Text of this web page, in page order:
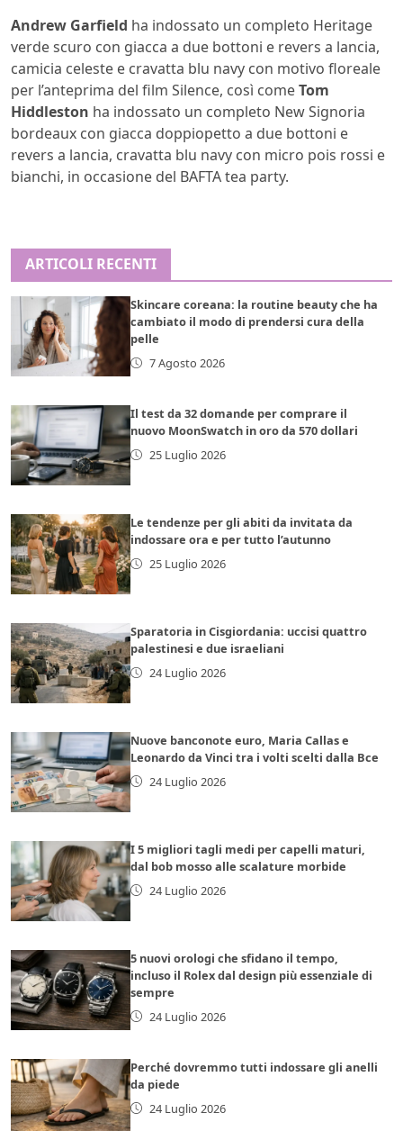
Andrew Garfield ha indossato un completo Heritage
verde scuro con giacca a due bottoni e revers a lancia,
camicia celeste e cravatta blu navy con motivo floreale
per l’anteprima del film Silence, così comeTom
Hiddleston ha indossato un completo New Signoria
bordeaux con giacca doppiopetto a due bottoni e
revers a lancia, cravatta blu navy con micro pois rossi e
bianchi, in occasione del BAFTA tea party.
ARTICOLI RECENTI
Skincare coreana: la routine beauty che ha
cambiato il modo di prendersi cura della
pelle
7 Agosto 2026
Il test da 32 domande per comprare il
nuovo MoonSwatch in oro da 570 dollari
25 Luglio 2026
Le tendenze per gli abiti da invitata da
indossare ora e per tutto l’autunno
25 Luglio 2026
Sparatoria in Cisgiordania: uccisi quattro
palestinesi e due israeliani
24 Luglio 2026
Nuove banconote euro, Maria Callas e
Leonardo da Vinci tra i volti scelti dalla Bce
24 Luglio 2026
I 5 migliori tagli medi per capelli maturi,
dal bob mosso alle scalature morbide
24 Luglio 2026
5 nuovi orologi che sfidano il tempo,
incluso il Rolex dal design più essenziale di
sempre
24 Luglio 2026
Perché dovremmo tutti indossare gli anelli
da piede
24 Luglio 2026